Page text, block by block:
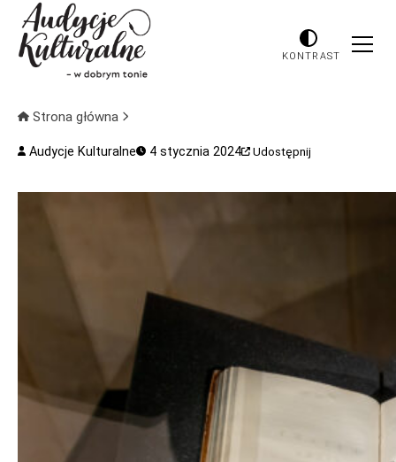
KONTRAST
Strona główna
Audycje Kulturalne 4 stycznia 2024 Udostępnij